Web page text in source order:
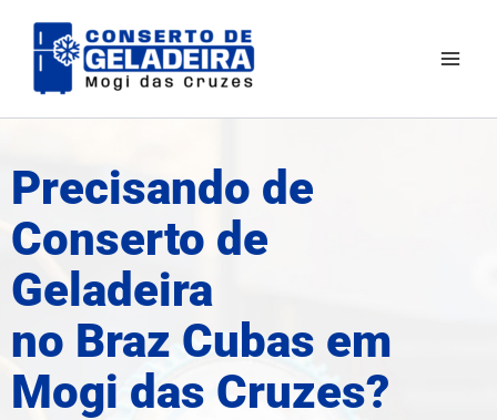
para
Precisando de
Conserto de
Geladeira
no Braz Cubas em
Mogi das Cruzes?